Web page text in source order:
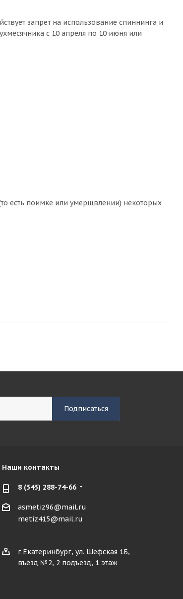
запрет на использование спиннинга и
с 10 апреля по 10 июня или
есть поимке или умерщвлении) некоторых
Наши контакты
8 (343) 288-74-66
asmetiz96@mail.ru
metiz415@mail.ru
г.Екатеринбург, ул. Шефская 1Б,
въезд №2, 2 подъезд, 1 этаж